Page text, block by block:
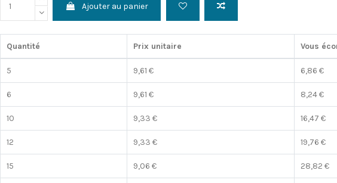
Ajouter au panier
Quantité Prix unitaire Vous
5 9,61 € 6,86 €
6 9,61 € 8,24 €
10 9,33 € 16,47 €
12 9,33 € 19,76 €
15 9,06 € 28,82 €